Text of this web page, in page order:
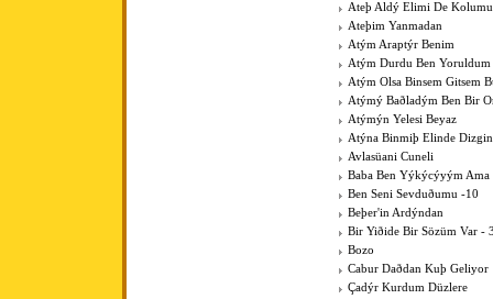
Ateþ Aldý Elimi De Kolumu
Ateþim Yanmadan
Atým Araptýr Benim
Atým Durdu Ben Yoruldum
Atým Olsa Binsem Gitsem
Atýmý Baðladým Ben Bir
Atýmýn Yelesi Beyaz
Atýna Binmiþ Elinde
Avlasüani Cuneli
Baba Ben Yýkýcýyým
Ben Seni Sevduðumu -10
Beþer'in Ardýndan
Bir Yiðide Bir Sözüm Var -
Bozo
Cabur Daðdan Kuþ Geliyor
Çadýr Kurdum Düzlere